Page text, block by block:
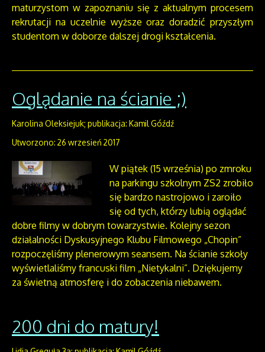
maturzystom w zapoznaniu się z aktualnym procesem
rekrutacji na uczelnie wyższe oraz doradzić przyszłym
studentom w doborze dalszej drogi kształcenia.
Oglądanie na ścianie ;)
Karolina Oleksiejuk; publikacja: Kamil Góźdź
Utworzono: 26 wrzesień 2017
W piątek (15 września) po zmroku
na parkingu szkolnym ZS2 zrobiło
się bardzo nastrojowo i zaroiło
się od tych, którzy lubią oglądać
dobre filmy w dobrym towarzystwie. Kolejny sezon
działalności Dyskusyjnego Klubu Filmowego „Chopin”
rozpoczęliśmy plenerowym seansem. Na ścianie szkoły
wyświetlaliśmy francuski film „Nietykalni”. Dziękujemy
za świetną atmosferę i do zobaczenia niebawem.
200 dni do matury!